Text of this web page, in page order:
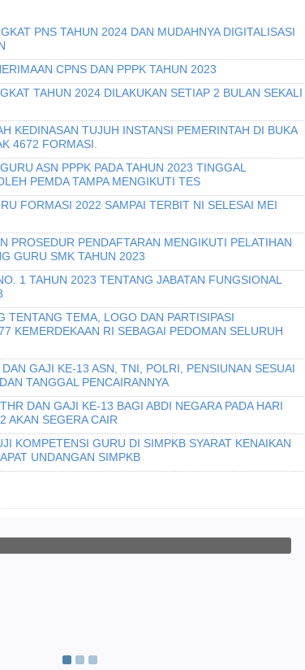
PNS TAHUN 2024 DAN MUDAHNYA DIGITALISASI
CPNS DAN PPPK TAHUN 2023
TAHUN 2024 DILAKUKAN SETIAP 2 BULAN SEKALI
KEDINASAN TUJUH INSTANSI PEMERINTAH DI BUKA
4672 FORMASI.
ASN PPPK PADA TAHUN 2023 TINGGAL
PEMDA TAMPA MENGIKUTI TES
FORMASI 2022 SAMPAI TERBIT NI SELESAI MEI
PROSEDUR PENDAFTARAN MENGIKUTI PELATIHAN
GURU SMK TAHUN 2023
1 TAHUN 2023 TENTANG JABATAN FUNGSIONAL
TENTANG TEMA, LOGO DAN PARTISIPASI
KEMERDEKAAN RI SEBAGAI PEDOMAN SELURUH
GAJI KE-13 ASN, TNI, POLRI, PENSIUNAN SESUAI
TANGGAL PENCAIRANNYA
DAN GAJI KE-13 BAGI ABDI NEGARA PADA HARI
AKAN SEGERA CAIR
KOMPETENSI GURU DI SIMPKB SYARAT KENAIKAN
UNDANGAN SIMPKB